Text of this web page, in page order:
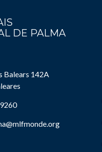
DE PALMA
Balears 142A